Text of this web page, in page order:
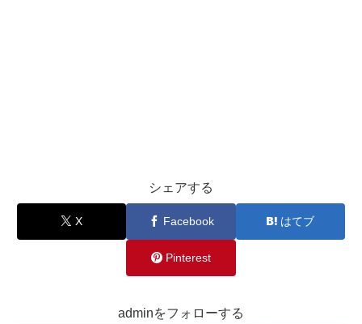
シェアする
X Facebook はてブ
Pinterest
adminをフォローする